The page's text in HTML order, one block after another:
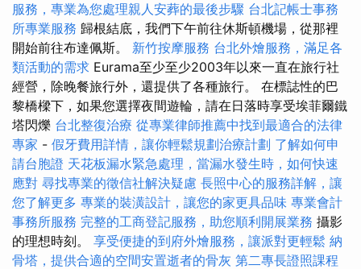
服務，專業為您處理親人安葬的最後步驟 台北記帳士事務
所專業服務 歸根結底，我們下午前往休斯頓機場，從那裡
開始前往布達佩斯。 新竹按摩服務 台北外燴服務，滿足各
類活動的需求 Eurama至少至少2003年以來一直在旅行社
經營，除晚餐旅行外，還提供了各種旅行。 在標誌性的巴
黎橋樑下，如果您選擇夜間遊輪，請在日落時享受埃菲爾鐵
塔閃爍 台北整復治療 從專業律師推薦中找到最適合的法律
專家 - 假牙費用詳情，讓你輕鬆規劃治療計劃 了解如何申
請台胞證 天花板漏水緊急處理，當漏水發生時，如何快速
應對 尋找專業的徵信社解決疑慮 長照中心的服務詳解，讓
您了解更多 專業的裝潢設計，讓您的家更具品味 專業會計
事務所服務 完整的工商登記服務，助您順利開展業務 攝影
的理想時刻。 享受便捷的到府外燴服務，讓派對更輕鬆 納
骨塔，提供合適的空間安置逝者的骨灰 第二專長證照課程